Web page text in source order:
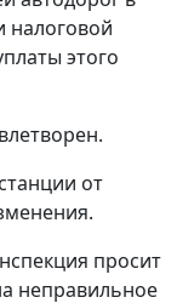
налоговой
этого
от
просит
неправильное